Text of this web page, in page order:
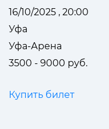
16/10/2025 , 20:00
Уфа
Уфа-Арена
3500 - 9000 руб.
Купить билет